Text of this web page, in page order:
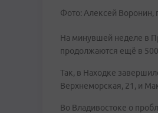
Фото: Алексей Воронин,
На минувшей неделе в
продолжаются ещё в
Так, в Находке
Верхнеморская, 21, и
Во Владивостоке о